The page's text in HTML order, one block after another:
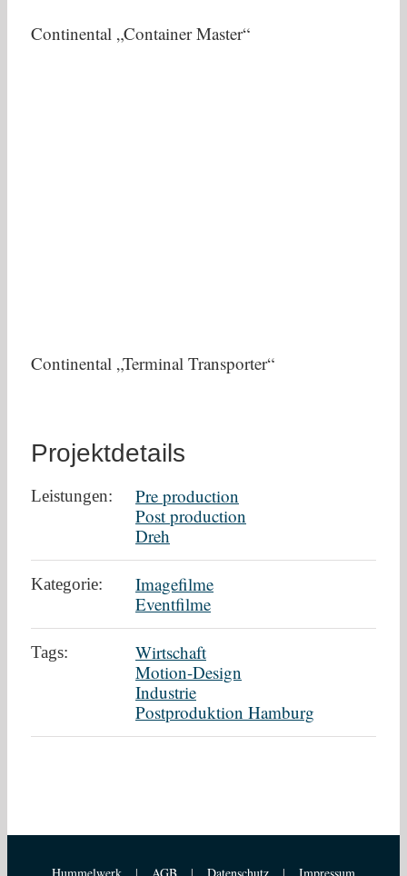
Continental „Container Master“
Continental „Terminal Transporter“
Projektdetails
Leistungen:
Pre production
Post production
Dreh
Kategorie:
Imagefilme
Eventfilme
Tags:
Wirtschaft
Motion-Design
Industrie
Postproduktion Hamburg
Hummelwerk | AGB | Datenschutz | Impressum